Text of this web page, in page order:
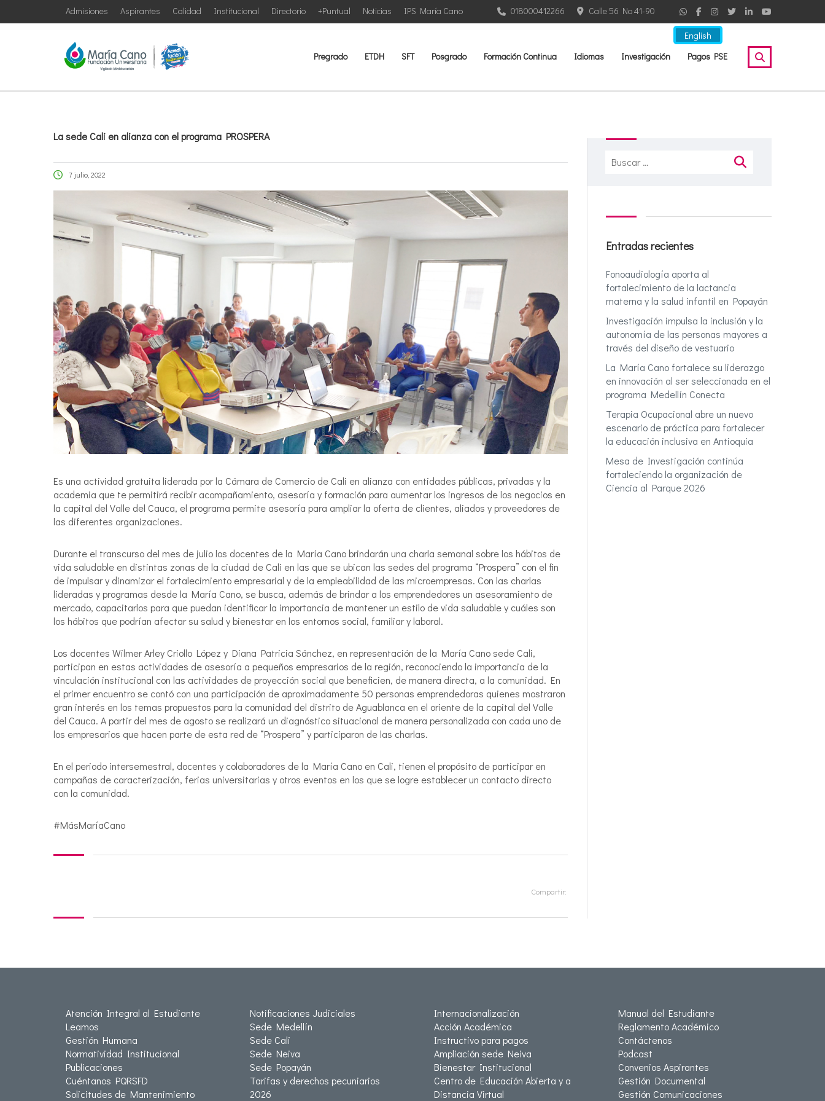
English
IPS María Cano
Noticias
+Puntual
Directorio
Institucional
Calidad
Aspirantes
Admisiones Calle 56 No 41-90
018000412266
Pregrado ETDH SFT Posgrado Formación Continua Idiomas Investigación Pagos PSE
La sede Cali en alianza con el programa PROSPERA
7 julio, 2022
Es una actividad gratuita liderada por la Cámara de Comercio de Cali en alianza con entidades públicas, privadas y la
academia que te permitirá recibir acompañamiento, asesoría y formación para aumentar los ingresos de los negocios en
la capital del Valle del Cauca, el programa permite asesoría para ampliar la oferta de clientes, aliados y proveedores de
las diferentes organizaciones.
Durante el transcurso del mes de julio los docentes de la María Cano brindarán una charla semanal sobre los hábitos de
vida saludable en distintas zonas de la ciudad de Cali en las que se ubican las sedes del programa “Prospera” con el fin
de impulsar y dinamizar el fortalecimiento empresarial y de la empleabilidad de las microempresas. Con las charlas
lideradas y programas desde la María Cano, se busca, además de brindar a los emprendedores un asesoramiento de
mercado, capacitarlos para que puedan identificar la importancia de mantener un estilo de vida saludable y cuáles son
los hábitos que podrían afectar su salud y bienestar en los entornos social, familiar y laboral.
Los docentes Wilmer Arley Criollo López y Diana Patricia Sánchez, en representación de la María Cano sede Cali,
participan en estas actividades de asesoría a pequeños empresarios de la región, reconociendo la importancia de la
vinculación institucional con las actividades de proyección social que beneficien, de manera directa, a la comunidad. En
el primer encuentro se contó con una participación de aproximadamente 50 personas emprendedoras quienes mostraron
gran interés en los temas propuestos para la comunidad del distrito de Aguablanca en el oriente de la capital del Valle
del Cauca. A partir del mes de agosto se realizará un diagnóstico situacional de manera personalizada con cada uno de
los empresarios que hacen parte de esta red de “Prospera” y participaron de las charlas.
En el periodo intersemestral, docentes y colaboradores de la María Cano en Cali, tienen el propósito de participar en
campañas de caracterización, ferias universitarias y otros eventos en los que se logre establecer un contacto directo
con la comunidad.
#MásMaríaCano
Compartir:
Buscar:
Entradas recientes
Fonoaudiología aporta al
fortalecimiento de la lactancia
materna y la salud infantil en Popayán
Investigación impulsa la inclusión y la
autonomía de las personas mayores a
través del diseño de vestuario
La María Cano fortalece su liderazgo
en innovación al ser seleccionada en el
programa Medellín Conecta
Terapia Ocupacional abre un nuevo
escenario de práctica para fortalecer
la educación inclusiva en Antioquia
Mesa de Investigación continúa
fortaleciendo la organización de
Ciencia al Parque 2026
Atención Integral al Estudiante
Leamos
Gestión Humana
Normatividad Institucional
Publicaciones
Cuéntanos PQRSFD
Solicitudes de Mantenimiento
Notificaciones Judiciales
Sede Medellín
Sede Cali
Sede Neiva
Sede Popayán
Tarifas y derechos pecuniarios
2026
Internacionalización
Acción Académica
Instructivo para pagos
Ampliación sede Neiva
Bienestar Institucional
Centro de Educación Abierta y a
Distancia Virtual
Manual del Estudiante
Reglamento Académico
Contáctenos
Podcast
Convenios Aspirantes
Gestión Documental
Gestión Comunicaciones